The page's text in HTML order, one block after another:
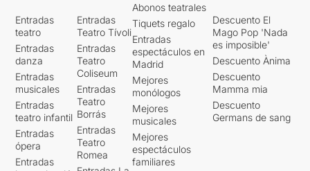
Entradas
teatro
Entradas
danza
Entradas
musicales
Entradas
teatro infantil
Entradas
ópera
Entradas
Entradas
Teatro Tívoli
Entradas
Teatro
Coliseum
Entradas
Teatro
Borrás
Entradas
Teatro
Romea
Abonos teatrales
Tiquets regalo
Entradas
espectáculos en
Madrid
Mejores
monólogos
Mejores
musicales
Mejores
espectáculos
familiares
Descuento El
Mago Pop 'Nada
es imposible'
Descuento Ànima
Descuento
Mamma mia
Descuento
Germans de sang